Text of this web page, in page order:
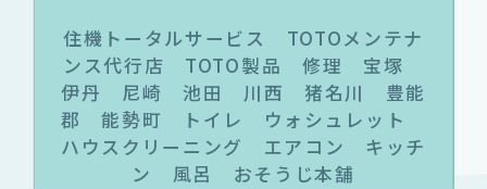
住機トータルサービス TOTOメンテナ
ンス代行店 TOTO製品 修理 宝塚
伊丹 尼崎 池田 川西 猪名川 豊能
郡 能勢町 トイレ ウォシュレット
ハウスクリーニング エアコン キッチ
ン 風呂 おそうじ本舗